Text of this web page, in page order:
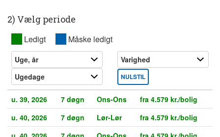
2) Vælg periode
Ledigt Måske ledigt
NULSTIL
u. 39, 2026 7 døgn Ons-Ons
fra 4.579 kr./bolig
u. 40, 2026
7 døgn Lør-Lør
fra 4.579 kr./bolig